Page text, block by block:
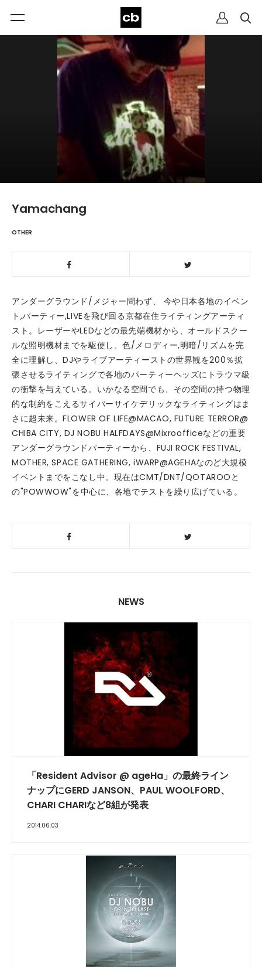
Yamachang
OTHER
アンダーグラウンド/メジャー問わず、 今や日本各地のイベン
ト,パーティー,LIVEを飛び回る京都在住ライティングアーティ
スト。レーザーやLEDなどの最先端機材から、オールドスクー
ルな照明機材までを駆使し、色/メロディー,明暗/リズムを完
全に理解し、DJやライブアーティーストの世界観を200％拡
張させるライティングで各地のパーティーヘッズにトラウマ級
の衝撃を与えている。いかなる空間でも、その空間の持つ物理
的な制約をこえるサイバーサイケデリックなライティングはま
さに超未来。FLOWER OF LIFE@MACAO, FUTURE TERROR@
CHIBA CITY, DJ NOBU HALFDAYS@Mixroofficeなどの重要
アンダーグラウンドパーティーから、FUJI ROCK FESTIVAL,
MOTHER, SPACE GATHERING, iWARP@AGEHAなのど大規模
イベントまでをこなし中。現在はCMT/DNT/QOTAROOと
の"POWWOW"を中心に、各地でテストを繰り広げている。
NEWS
「Resident Advisor @ ageHa」の最終ライン
ナップにGERD JANSON、PAUL WOOLFORD、
CHARI CHARIなど8組が発表
2014.06.03